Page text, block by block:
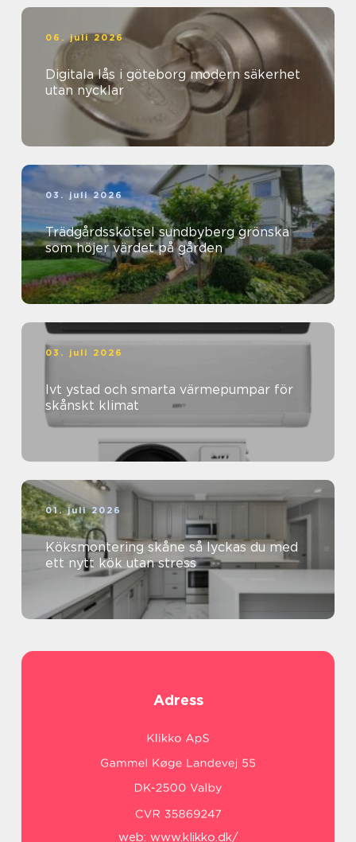
06. juli 2026
Digitala lås i göteborg modern säkerhet
utan nycklar
03. juli 2026
Trädgårdsskötsel sundbyberg grönska
som höjer värdet på gården
03. juli 2026
Ivt ystad och smarta värmepumpar för
skånskt klimat
01. juli 2026
Köksmontering skåne så lyckas du med
ett nytt kök utan stress
Adress
web: www.klikko.dk/